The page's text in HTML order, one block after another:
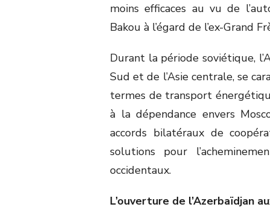
moins efficaces au vu de
Bakou à l’égard de l’ex-Grand
Durant la période soviétique,
Sud et de l’Asie centrale, se
termes de transport
à la dépendance envers
accords bilatéraux de
solutions pour
occidentaux.
L’ouverture de l’Azerbaïdjan